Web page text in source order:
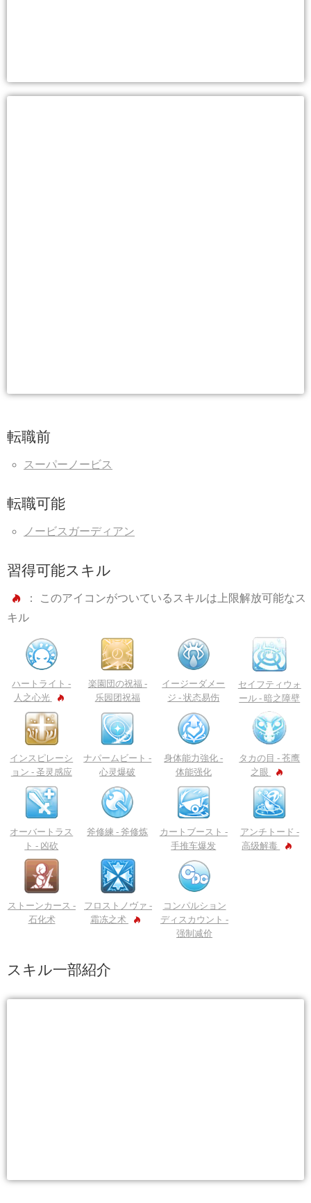
転職前
スーパーノービス
転職可能
ノービスガーディアン
習得可能スキル
： このアイコンがついているスキルは上限解放可能なス
キル
ハートライト -
人之心光
楽園団の祝福 -
乐园团祝福
イージーダメー
ジ -状态易伤
セイフティウォ
ール - 暗之障壁
インスピレーシ
ョン - 圣灵感应
ナパームビート -
心灵爆破
身体能力強化 -
体能强化
タカの目 -苍鹰
之眼
オーバートラス
ト - 凶砍
斧修練 -斧修炼
カートブースト -
手推车爆发
アンチトード -
高级解毒
ストーンカース -
石化术
フロストノヴァ -
霜冻之术
コンパルション
ディスカウント -
强制减价
スキル一部紹介